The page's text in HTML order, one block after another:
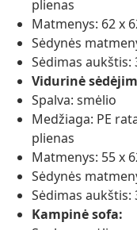
plienas
Matmenys: 62 x
Sėdynės
Sėdimas aukštis:
Vidurinė
Spalva: smėlio
Medžiaga: PE
plienas
Matmenys: 55 x
Sėdynės
Sėdimas aukštis:
Kampinė sofa: